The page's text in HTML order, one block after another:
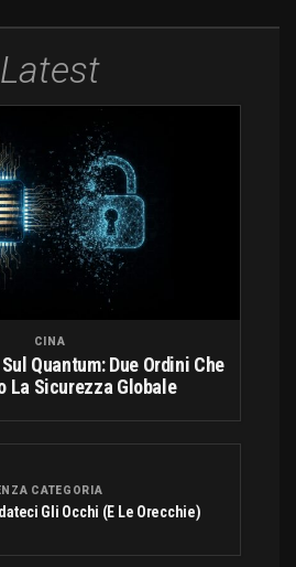
Latest
CINA
Quantum: Due Ordini Che
La Sicurezza Globale
CATEGORIA
Gli Occhi (e Le Orecchie)